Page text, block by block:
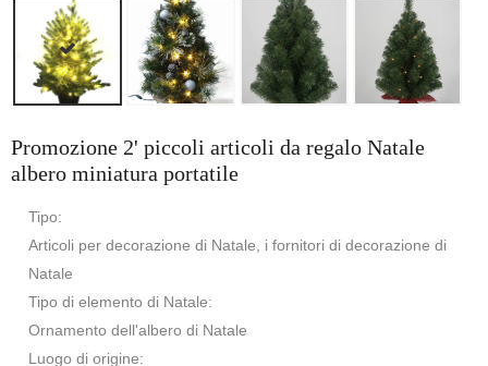
Promozione 2' piccoli articoli da regalo Natale
albero miniatura portatile
Tipo:
Articoli per decorazione di Natale, i fornitori di decorazione di
Natale
Tipo di elemento di Natale:
Ornamento dell'albero di Natale
Luogo di origine: